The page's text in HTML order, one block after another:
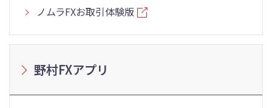
ノムラFXお取引体験版
野村FXアプリ